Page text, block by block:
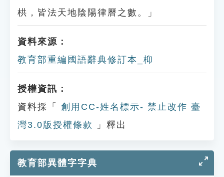
栱，皆法天地陰陽律曆之數。」
資料來源：
教育部重編國語辭典修訂本_枊
授權資訊：
資料採「
創用CC-姓名標示- 禁止改作 臺
灣3.0版授權條款
」釋出
教育部異體字字典